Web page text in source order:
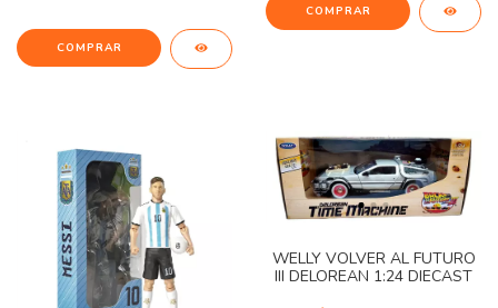
WELLY VOLVER AL FUTURO
III DELOREAN 1:24 DIECAST